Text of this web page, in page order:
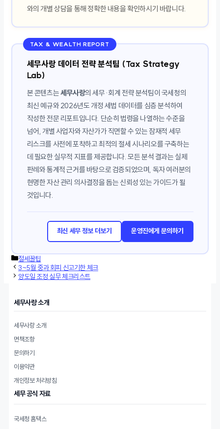
와의 개별 상담을 통해 정확한 내용을 확인하시기 바랍니다.
TAX & WEALTH REPORT
세무사랑 데이터 전략 분석팀 (Tax Strategy
Lab)
본 콘텐츠는세무사랑의 세무·회계 전략 분석팀이 국세청의
최신 예규와 2026년도 개정 세법 데이터를 심층 분석하여
작성한 전문 리포트입니다. 단순히 법령을 나열하는 수준을
넘어, 개별 사업자와 자산가가 직면할 수 있는 잠재적 세무
리스크를 사전에 포착하고 최적의 절세 시나리오를 구축하는
데 필요한 실무적 지표를 제공합니다. 모든 분석 결과는 실제
판례와 통계적 근거를 바탕으로 검증되었으며, 독자 여러분의
현명한 자산 관리 의사결정을 돕는 신뢰성 있는 가이드가 될
것입니다.
최신 세무 정보 더보기 운영진에게 문의하기
카
테
고
절세꿀팁
3~5월 중과 회피 신고기한 체크
양도일 조정 실무 체크리스트
세무사랑 소개
세무사랑 소개
면책조항
문의하기
이용약관
개인정보 처리방침
세무 공식 자료
국세청 홈택스